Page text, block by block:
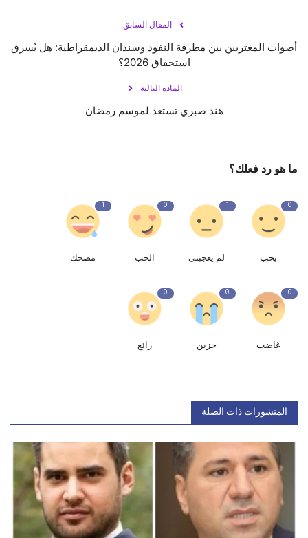
المقال السابق
أصوات المغتربين بين مطرقة النفوذ وسندان الديمقراطية: هل يُسرق
استحقاق 2026؟
المادة التالية
هند صبري تستعد لموسم رمضان
ما هو رد فعلك؟
0
يحب
1
لم يعجبنى
0
الحب
1
مضحك
0
غاضب
0
حزين
0
رائع
المنشورات ذات الصلة